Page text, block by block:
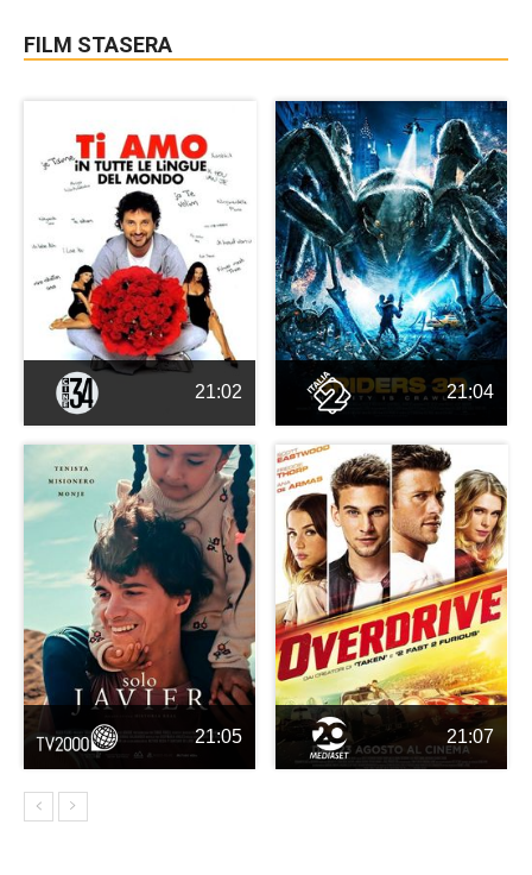
FILM STASERA
21:02 21:04
21:05 21:07